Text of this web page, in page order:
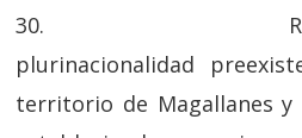
30.
plurinacionalidad
territorio de Magallanes y